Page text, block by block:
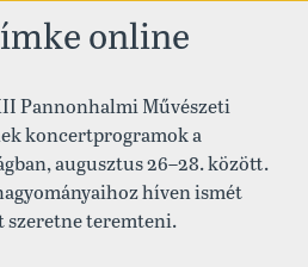
Pannonhalmi Művészeti
koncertprogramok a
augusztus 26–28. között.
híven ismét
szeretne teremteni.